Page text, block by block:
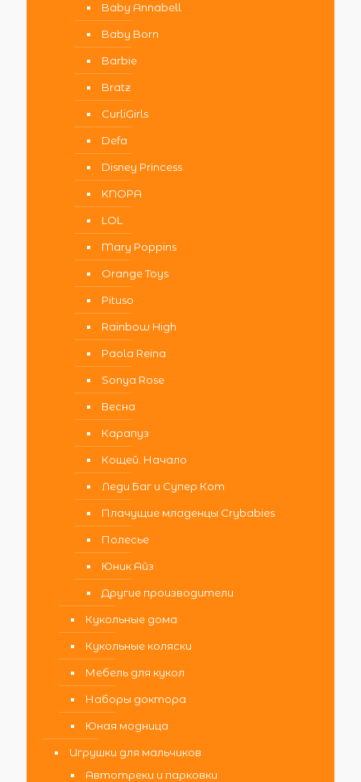
Baby Annabell
Baby Born
Barbie
Bratz
CurliGirls
Defa
Disney Princess
KNOPA
LOL
Mary Poppins
Orange Toys
Pituso
Rainbow High
Paola Reina
Sonya Rose
Весна
Карапуз
Кощей. Начало
Леди Баг и Супер Кот
Плачущие младенцы Crybabies
Полесье
Юник Айз
Другие производители
Кукольные дома
Кукольные коляски
Мебель для кукол
Наборы доктора
Юная модница
Игрушки для мальчиков
Автотреки и парковки